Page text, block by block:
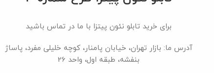
برای خرید تابلو نئون پیتزا با ما در تماس باشید
آدرس ما: بازار تهران، خیابان پامنار، کوچه خلیلی مفرد، پاساژ
بنفشه، طبقه اول، واحد 26